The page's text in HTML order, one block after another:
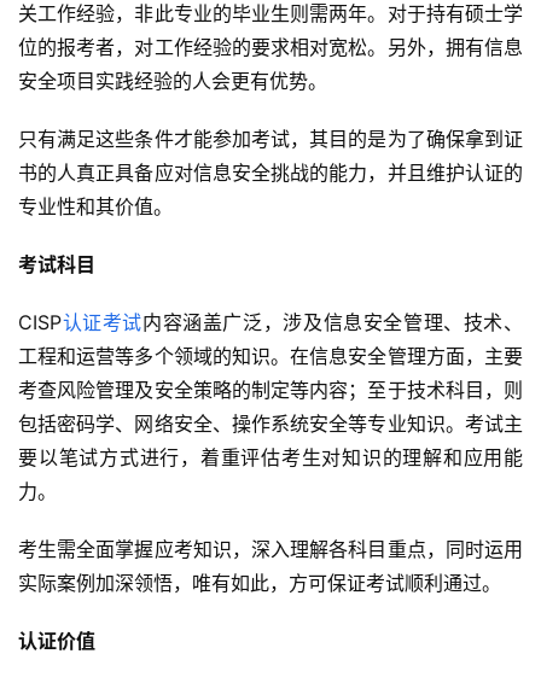
关工作经验，非此专业的毕业生则需两年。对于持有硕士学
位的报考者，对工作经验的要求相对宽松。另外，拥有信息
安全项目实践经验的人会更有优势。
只有满足这些条件才能参加考试，其目的是为了确保拿到证
书的人真正具备应对信息安全挑战的能力，并且维护认证的
专业性和其价值。
考试科目
CISP认证考试内容涵盖广泛，涉及信息安全管理、技术、
工程和运营等多个领域的知识。在信息安全管理方面，主要
考查风险管理及安全策略的制定等内容；至于技术科目，则
包括密码学、网络安全、操作系统安全等专业知识。考试主
要以笔试方式进行，着重评估考生对知识的理解和应用能
力。
考生需全面掌握应考知识，深入理解各科目重点，同时运用
实际案例加深领悟，唯有如此，方可保证考试顺利通过。
认证价值